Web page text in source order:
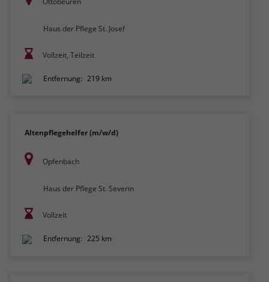
Haus der Pflege St. Josef
Vollzeit, Teilzeit
Entfernung: 219 km
Altenpflegehelfer (m/w/d)
Opfenbach
Haus der Pflege St. Severin
Vollzeit
Entfernung: 225 km